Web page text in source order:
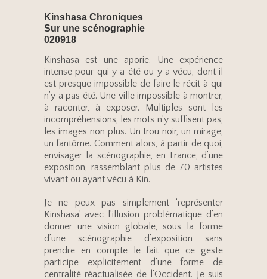
Kinshasa Chroniques
Sur une scénographie
020918
Kinshasa est une aporie. Une expérience
intense pour qui y a été ou y a vécu, dont il
est presque impossible de faire le récit à qui
n’y a pas été. Une ville impossible à montrer,
à raconter, à exposer. Multiples sont les
incompréhensions, les mots n’y suffisent pas,
les images non plus. Un trou noir, un mirage,
un fantôme. Comment alors, à partir de quoi,
envisager la scénographie, en France, d’une
exposition, rassemblant plus de 70 artistes
vivant ou ayant vécu à Kin.
Je ne peux pas simplement ‘représenter
Kinshasa’ avec l’illusion problématique d’en
donner une vision globale, sous la forme
d’une scénographie d’exposition sans
prendre en compte le fait que ce geste
participe explicitement d’une forme de
centralité réactualisée de l’Occident. Je suis